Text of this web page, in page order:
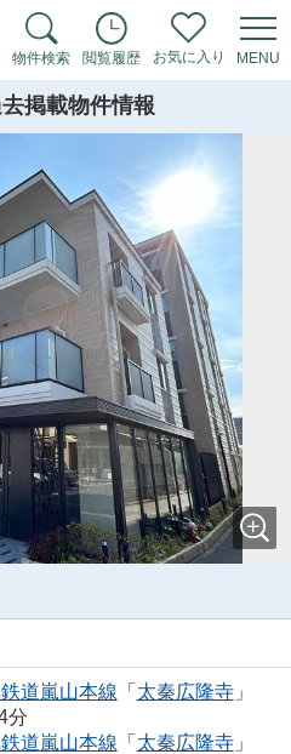
物件検索 閲覧履歴 お気に入り MENU
掲載物件情報
道嵐山本線 「 太秦広隆寺」
分
道嵐山本線 「 太秦広隆寺」